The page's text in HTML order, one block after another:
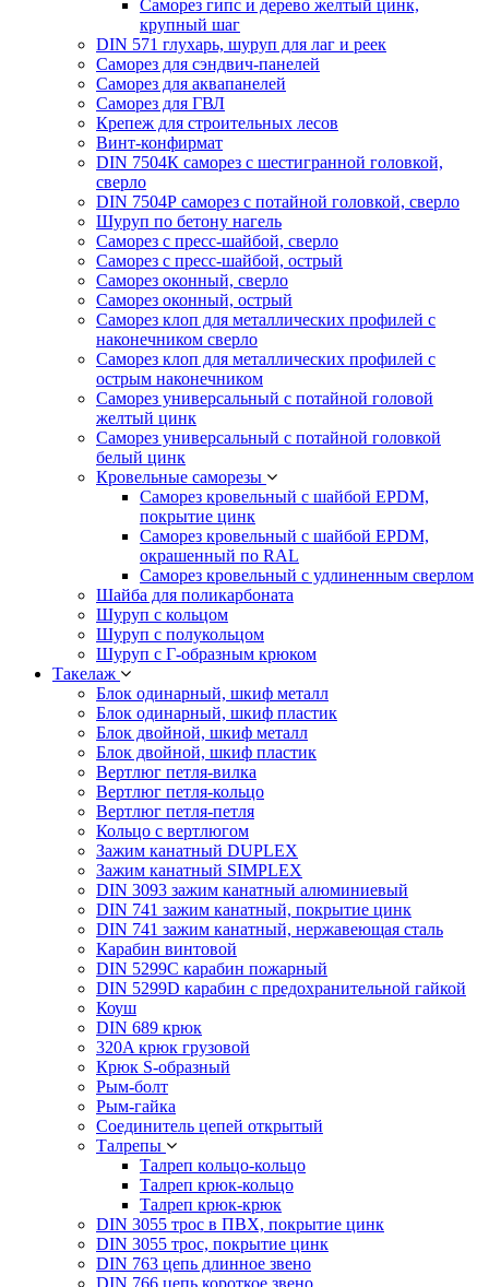
Саморез гипс и дерево желтый цинк,
крупный шаг
DIN 571 глухарь, шуруп для лаг и реек
Саморез для сэндвич-панелей
Саморез для аквапанелей
Саморез для ГВЛ
Крепеж для строительных лесов
Винт-конфирмат
DIN 7504К саморез с шестигранной головкой,
сверло
DIN 7504Р саморез с потайной головкой, сверло
Шуруп по бетону нагель
Саморез с пресс-шайбой, сверло
Саморез с пресс-шайбой, острый
Саморез оконный, сверло
Саморез оконный, острый
Саморез клоп для металлических профилей с
наконечником сверло
Саморез клоп для металлических профилей с
острым наконечником
Саморез универсальный с потайной головой
желтый цинк
Саморез универсальный с потайной головкой
белый цинк
Кровельные саморезы
Саморез кровельный с шайбой EPDM,
покрытие цинк
Саморез кровельный с шайбой EPDM,
окрашенный по RAL
Саморез кровельный с удлиненным сверлом
Шайба для поликарбоната
Шуруп с кольцом
Шуруп с полукольцом
Шуруп с Г-образным крюком
Такелаж
Блок одинарный, шкиф металл
Блок одинарный, шкиф пластик
Блок двойной, шкиф металл
Блок двойной, шкиф пластик
Вертлюг петля-вилка
Вертлюг петля-кольцо
Вертлюг петля-петля
Кольцо с вертлюгом
Зажим канатный DUPLEX
Зажим канатный SIMPLEX
DIN 3093 зажим канатный алюминиевый
DIN 741 зажим канатный, покрытие цинк
DIN 741 зажим канатный, нержавеющая сталь
Карабин винтовой
DIN 5299C карабин пожарный
DIN 5299D карабин с предохранительной гайкой
Коуш
DIN 689 крюк
320A крюк грузовой
Крюк S-образный
Рым-болт
Рым-гайка
Соединитель цепей открытый
Талрепы
Талреп кольцо-кольцо
Талреп крюк-кольцо
Талреп крюк-крюк
DIN 3055 трос в ПВХ, покрытие цинк
DIN 3055 трос, покрытие цинк
DIN 763 цепь длинное звено